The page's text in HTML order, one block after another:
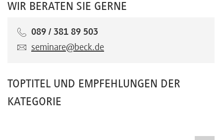
WIR BERATEN SIE GERNE
089 / 381 89 503
seminare@beck.de
TOPTITEL UND EMPFEHLUNGEN DER
KATEGORIE